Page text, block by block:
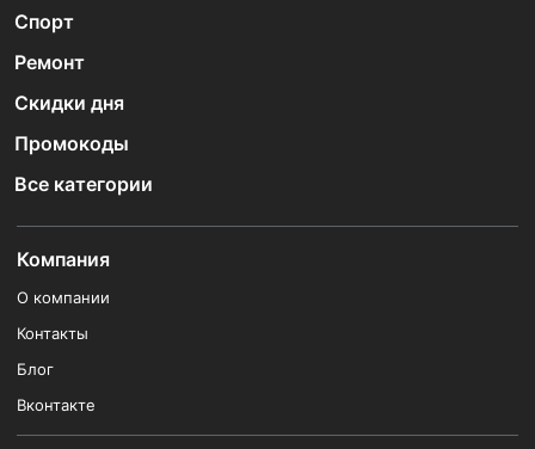
Спорт
Ремонт
Скидки дня
Промокоды
Все категории
Компания
О компании
Контакты
Блог
Вконтакте